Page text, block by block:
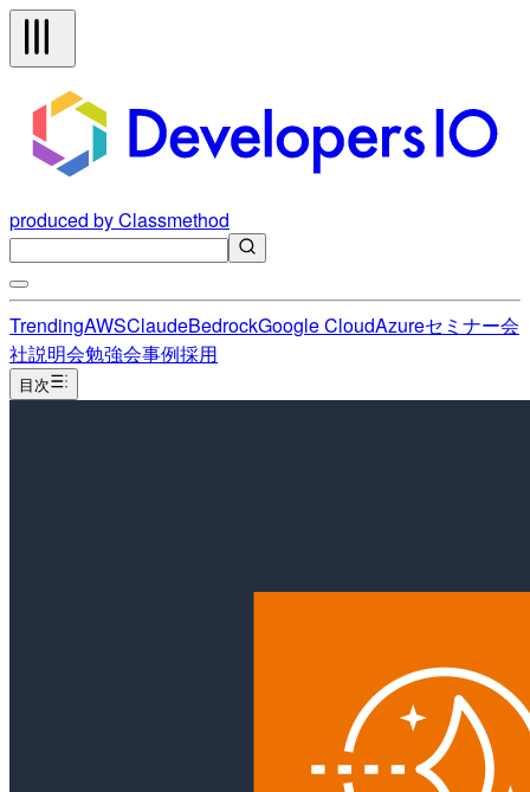
produced by Classmethod
TrendingAWSClaudeBedrockGoogle CloudAzureセミナー会
社説明会勉強会事例採用
目次